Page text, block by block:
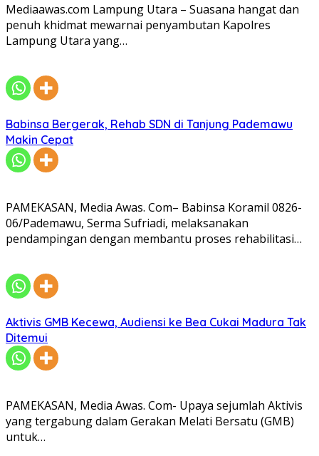
Mediaawas.com Lampung Utara – Suasana hangat dan
penuh khidmat mewarnai penyambutan Kapolres
Lampung Utara yang…
Babinsa Bergerak, Rehab SDN di Tanjung Pademawu
Makin Cepat
PAMEKASAN, Media Awas. Com– Babinsa Koramil 0826-
06/Pademawu, Serma Sufriadi, melaksanakan
pendampingan dengan membantu proses rehabilitasi…
Aktivis GMB Kecewa, Audiensi ke Bea Cukai Madura Tak
Ditemui
PAMEKASAN, Media Awas. Com- Upaya sejumlah Aktivis
yang tergabung dalam Gerakan Melati Bersatu (GMB)
untuk…